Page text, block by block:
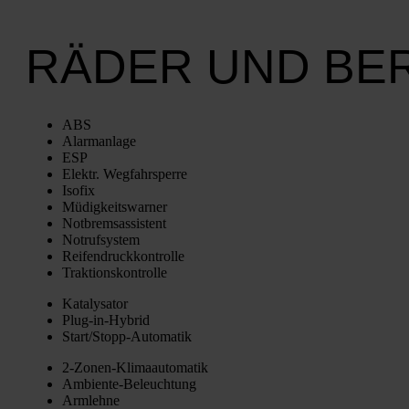
RÄDER UND
ABS
Alarm­an­la­ge
ESP
Elektr. Weg­fahr­sper­re
Iso­fix
Müdig­keits­war­ner
Not­brems­as­sis­tent
Not­ruf­sys­tem
Rei­fen­druck­kon­trol­le
Trak­ti­ons­kon­trol­le
Kata­ly­sa­tor
Plug-in-Hybrid
Star­t/­Stopp-Auto­ma­tik
2‑Zo­nen-Kli­ma­au­to­ma­tik
Ambi­en­te-Beleuch­tung
Arm­leh­ne